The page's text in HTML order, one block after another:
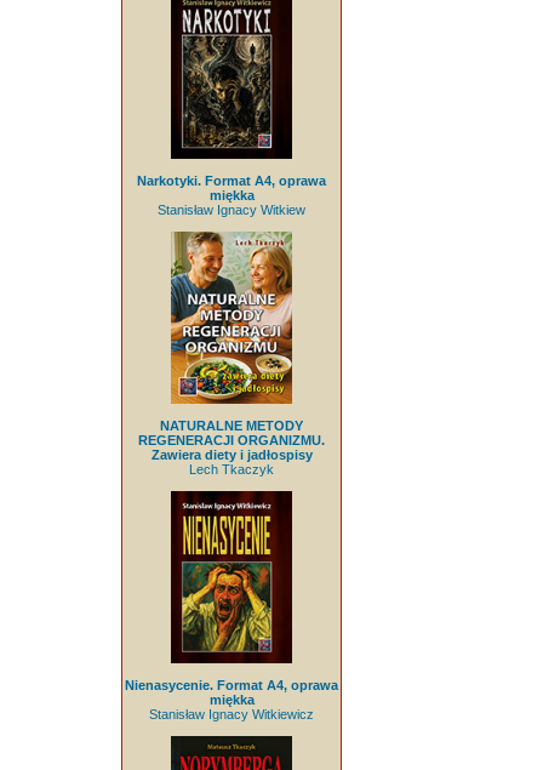
Narkotyki. Format A4, oprawa
miękka
Stanisław Ignacy Witkiew
NATURALNE METODY
REGENERACJI ORGANIZMU.
Zawiera diety i jadłospisy
Lech Tkaczyk
Nienasycenie. Format A4, oprawa
miękka
Stanisław Ignacy Witkiewicz